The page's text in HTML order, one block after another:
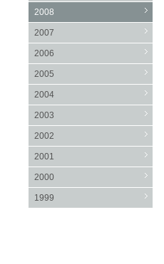
2008
2007
2006
2005
2004
2003
2002
2001
2000
1999